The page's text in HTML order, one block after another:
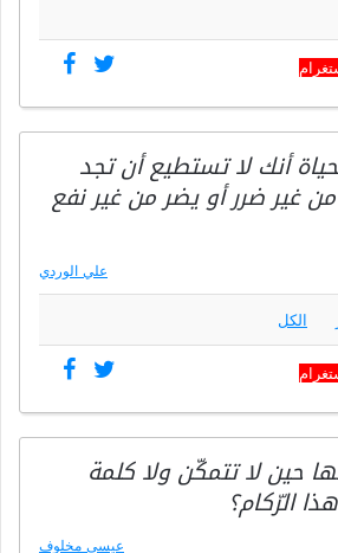
أنك لا تستطيع أن تجد
غير ضرر أو يضر من غير نفع
علي الوردي
الكل
حين لا تتمكّن ولا كلمة
الرّكام؟
عيسى مخلوف